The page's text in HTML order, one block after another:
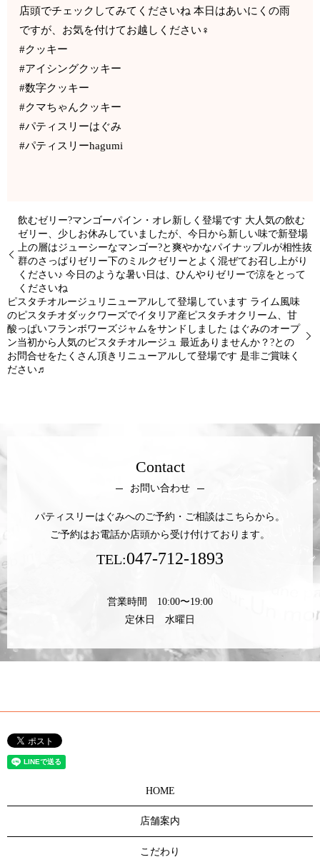
店頭でチェックしてみてくださいね 本日はあいにくの雨
ですが、お気を付けてお越しください‍♀️
#クッキー
#アイシングクッキー
#数字クッキー
#クマちゃんクッキー
#パティスリーはぐみ
#パティスリーhagumi
飲むゼリー?マンゴーパイン・オレ新しく登場です 大人気の飲む
ゼリー、少しお休みしていましたが、今日から新しい味で新登場
上の層はジューシーなマンゴー?と爽やかなパイナップルが相性抜
群のさっぱりゼリー下のミルクゼリーとよく混ぜてお召し上がり
ください♪ 今日のような暑い日は、ひんやりゼリーで涼をとって
くださいね
ピスタチオルージュリニューアルして登場しています ライム風味
のピスタチオダックワーズでイタリア産ピスタチオクリーム、甘
酸っぱいフランボワーズジャムをサンドしました はぐみのオープ
ン当初から人気のピスタチオルージュ 最近ありませんか？?との
お問合せをたくさん頂きリニューアルして登場です 是非ご賞味く
ださい♬
Contact
お問い合わせ
パティスリーはぐみへのご予約・ご相談はこちらから。
ご予約はお電話か店頭から受け付けております。
TEL:047-712-1893
営業時間 10:00〜19:00
定休日 水曜日
HOME
店舗案内
こだわり